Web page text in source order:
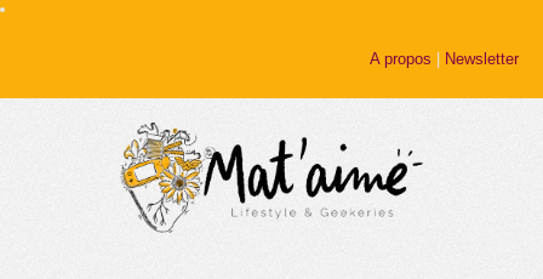
A propos | Newsletter